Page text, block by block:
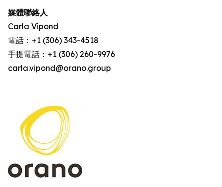
媒體聯絡人
Carla Vipond
電話：+1 (306) 343-4518
手提電話：+1 (306) 260-9976
carla.vipond@orano.group